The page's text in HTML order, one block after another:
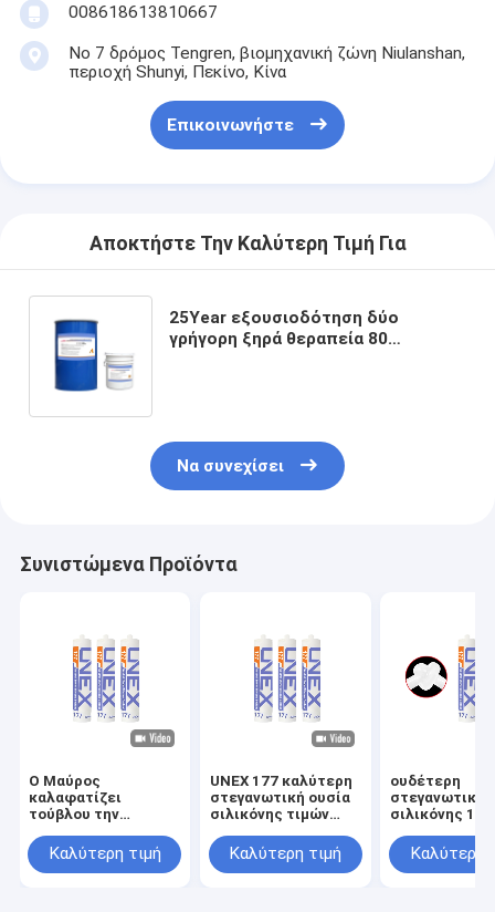
008618613810667
Νο 7 δρόμος Tengren, βιομηχανική ζώνη Niulanshan,
περιοχή Shunyi, Πεκίνο, Κίνα
Επικοινωνήστε
Αποκτήστε Την Καλύτερη Τιμή Για
25Year εξουσιοδότηση δύο
γρήγορη ξηρά θεραπεία 80
Να συνεχίσει
Συνιστώμενα Προϊόντα
Ο Μαύρος
καλαφατίζει
τούβλου την
στεγανωτική ουσία
σιλικόνης
Καλύτερη τιμή
UNEX 177 καλύτερη
στεγανωτική ουσία
σιλικόνης τιμών
συγκεκριμένη,
συγκολλητική κόλλα
Καλύτερη τιμή
ουδέτερη
στεγανωτική
σιλικόνης 177
μαρμάρινη
γυαλιού
Καλύτερη